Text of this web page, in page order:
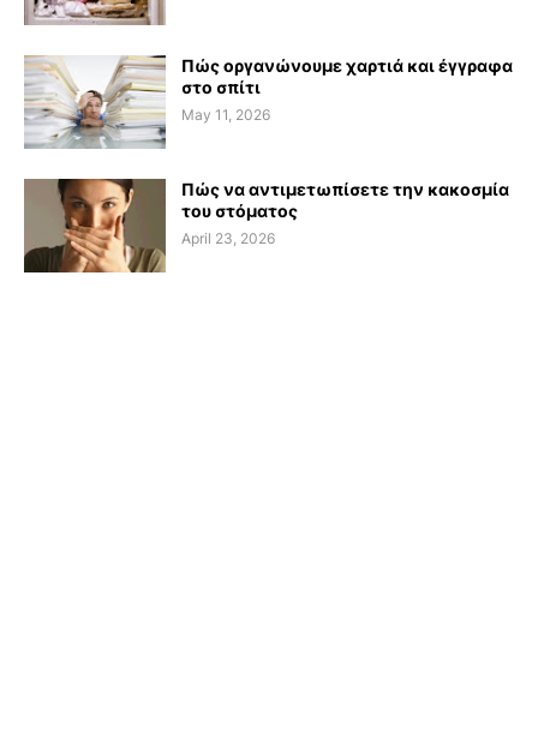
Πώς οργανώνουμε χαρτιά και έγγραφα
στο σπίτι
May 11, 2026
Πώς να αντιμετωπίσετε την κακοσμία
του στόματος
April 23, 2026